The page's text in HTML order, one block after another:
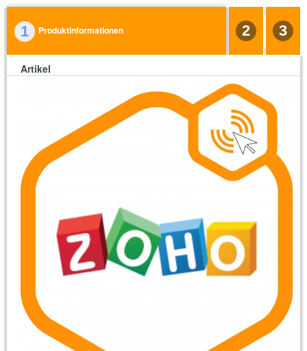
1 Produktinformationen 2 3
Artikel